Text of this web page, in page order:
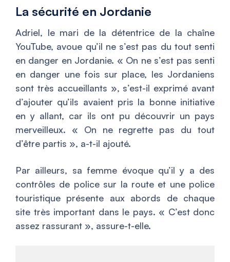
La sécurité en Jordanie
Adriel, le mari de la détentrice de la chaîne
YouTube, avoue qu’il ne s’est pas du tout senti
en danger en Jordanie. « On ne s’est pas senti
en danger une fois sur place, les Jordaniens
sont très accueillants », s’est-il exprimé avant
d’ajouter qu’ils avaient pris la bonne initiative
en y allant, car ils ont pu découvrir un pays
merveilleux. « On ne regrette pas du tout
d’être partis », a-t-il ajouté.
Par ailleurs, sa femme évoque qu’il y a des
contrôles de police sur la route et une police
touristique présente aux abords de chaque
site très important dans le pays. « C’est donc
assez rassurant », assure-t-elle.